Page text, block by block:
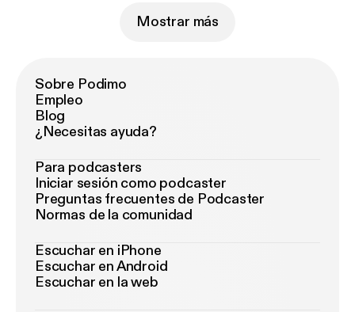
Mostrar más
Sobre Podimo
Empleo
Blog
¿Necesitas ayuda?
Para podcasters
Iniciar sesión como podcaster
Preguntas frecuentes de Podcaster
Normas de la comunidad
Escuchar en iPhone
Escuchar en Android
Escuchar en la web